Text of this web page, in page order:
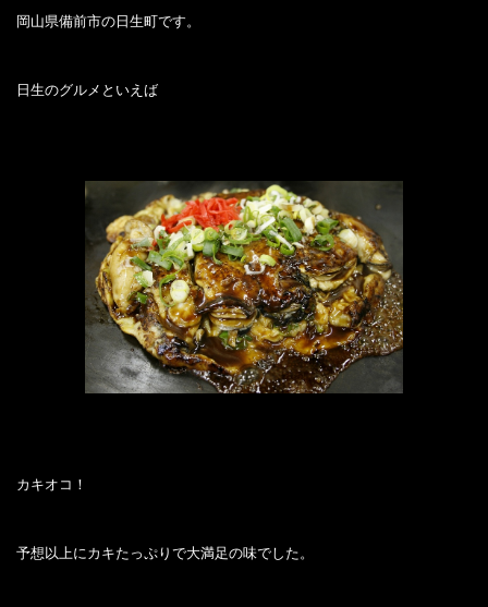
岡山県備前市の日生町です。
日生のグルメといえば
カキオコ！
予想以上にカキたっぷりで大満足の味でした。